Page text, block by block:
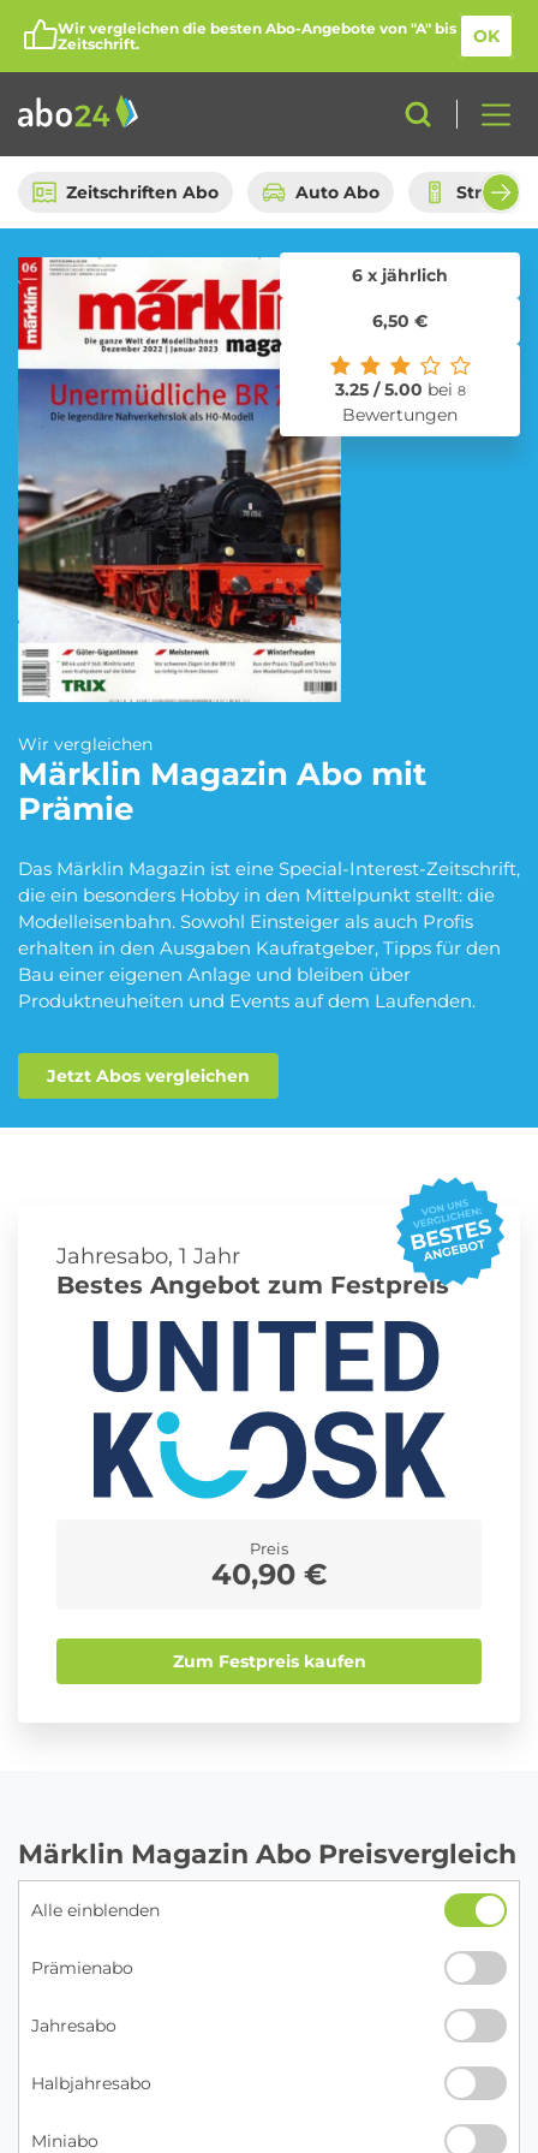
Wir vergleichen die besten Abo-Angebote von "A" bis
Zeitschrift.
OK
Zeitschriften Abo Auto Abo
Abo-Kategorien
Amazon Spar-Abo Auto Abo
Beauty Box Abo
Blumen Abo Dating App Abo
eBook Abo
Fitness Abo
Kino Abo Kochbox Abo
Sprachlern App Abo Streaming Abo
Süßigkeiten Abo Zeitschriften Abo
News
Wir vergleichen
Märklin Magazin Abo mit
Prämie
Das Märklin Magazin ist eine Special-Interest-Zeitschrift,
die ein besonders Hobby in den Mittelpunkt stellt: die
Modelleisenbahn. Sowohl Einsteiger als auch Profis
erhalten in den Ausgaben Kaufratgeber, Tipps für den
Bau einer eigenen Anlage und bleiben über
Produktneuheiten und Events auf dem Laufenden.
Jetzt Abos vergleichen
6 x jährlich
6,50 €
3.25 / 5.00 bei 8
Bewertungen
Jahresabo, 1 Jahr
Bestes Angebot zum Festpreis
Preis
40,90 €
Zum Festpreis kaufen
Märklin Magazin Abo Preisvergleich
Alle einblenden
Prämienabo
Jahresabo
Halbjahresabo
Miniabo